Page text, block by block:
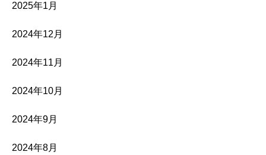
2025年1月
2024年12月
2024年11月
2024年10月
2024年9月
2024年8月